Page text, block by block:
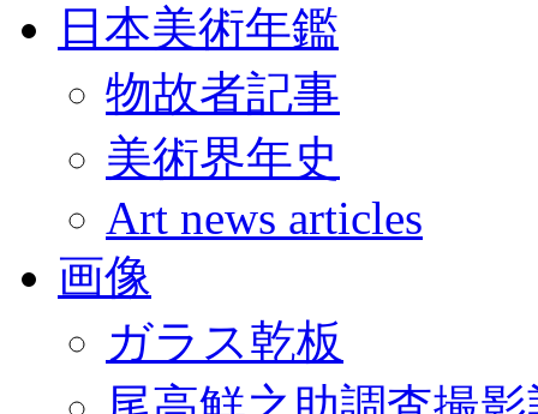
日本美術年鑑
物故者記事
美術界年史
Art news articles
画像
ガラス乾板